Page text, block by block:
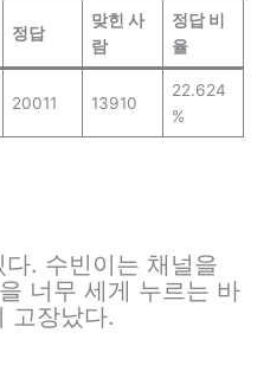
정답
맞힌 사
람
정답 비
율
20011 13910
22.624
%
. 수빈이는 채널을
너무 세게 누르는 바
고장났다.